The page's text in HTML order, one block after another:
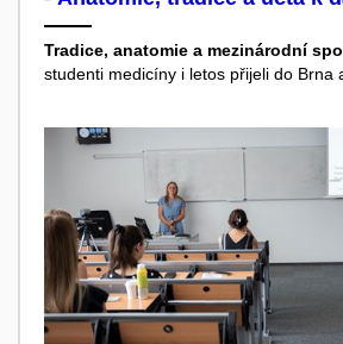
Tradice, anatomie a mezinárodní
studenti medicíny i letos přijeli do Brna